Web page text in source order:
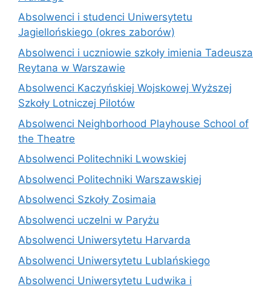
Absolwenci i studenci Uniwersytetu
Jagiellońskiego (okres zaborów)
Absolwenci i uczniowie szkoły imienia Tadeusza
Reytana w Warszawie
Absolwenci Kaczyńskiej Wojskowej Wyższej
Szkoły Lotniczej Pilotów
Absolwenci Neighborhood Playhouse School of
the Theatre
Absolwenci Politechniki Lwowskiej
Absolwenci Politechniki Warszawskiej
Absolwenci Szkoły Zosimaia
Absolwenci uczelni w Paryżu
Absolwenci Uniwersytetu Harvarda
Absolwenci Uniwersytetu Lublańskiego
Absolwenci Uniwersytetu Ludwika i